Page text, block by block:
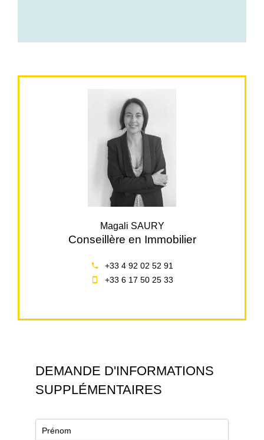
Magali SAURY
Conseillère en Immobilier
+33 4 92 02 52 91
+33 6 17 50 25 33
DEMANDE D'INFORMATIONS
SUPPLÉMENTAIRES